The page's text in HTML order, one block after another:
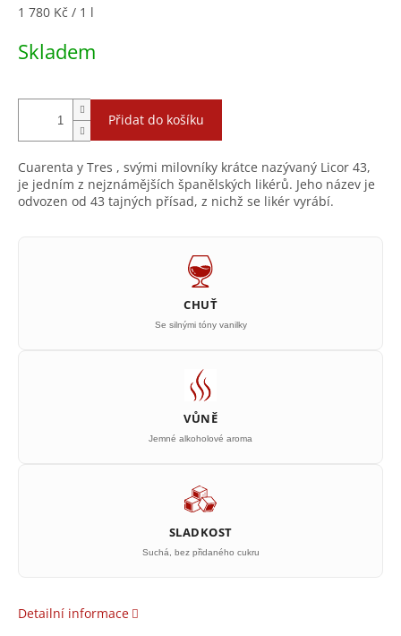
Měrná
1 780 Kč / 1 l
Skladem
Přidat do košíku
Cuarenta y Tres , svými milovníky krátce nazývaný Licor 43,
je jedním z nejznámějších španělských likérů. Jeho název je
odvozen od 43 tajných přísad, z nichž se likér vyrábí.
CHUŤ
Se silnými tóny vanilky
VŮNĚ
Jemné alkoholové aroma
SLADKOST
Suchá, bez přidaného cukru
Detailní informace